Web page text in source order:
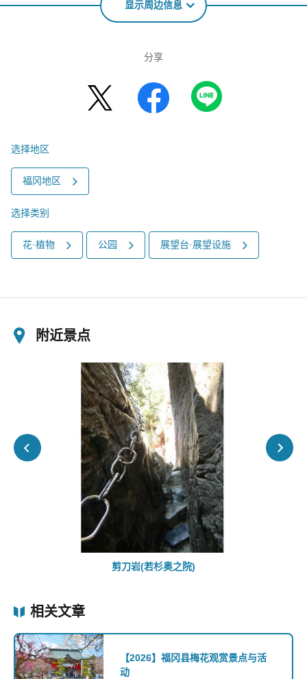
显示周边信息
分享
选择地区
福冈地区
选择类别
花·植物 公园 展望台·展望设施
附近景点
剪刀岩(若杉奥之院)
相关文章
【2026】福冈县梅花观赏景点与活
动